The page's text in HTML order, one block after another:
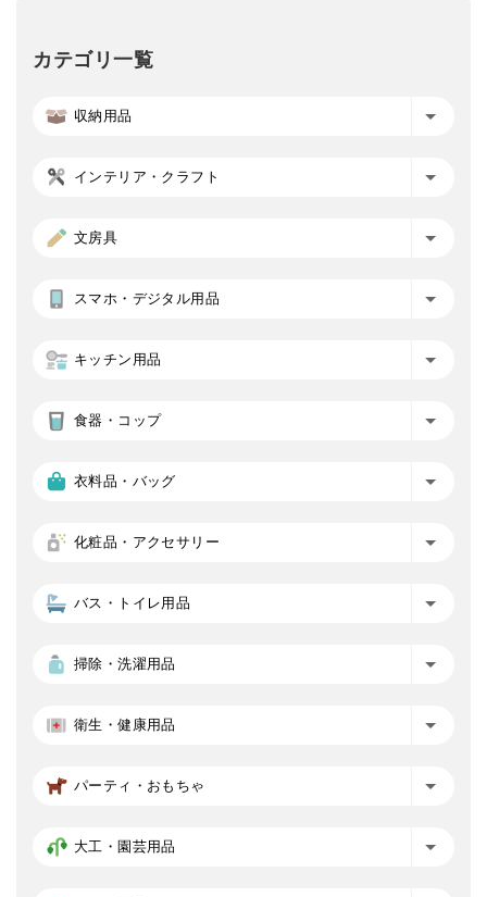
カテゴリ一覧
収納用品
インテリア・クラフト
文房具
スマホ・デジタル用品
キッチン用品
食器・コップ
衣料品・バッグ
化粧品・アクセサリー
バス・トイレ用品
掃除・洗濯用品
衛生・健康用品
パーティ・おもちゃ
大工・園芸用品